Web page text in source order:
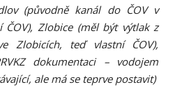
(původně kanál do ČOV v
ČOV), Zlobice (měl být výtlak z
Zlobicích, teď vlastní ČOV),
dokumentaci – vodojem
ale má se teprve postavit)